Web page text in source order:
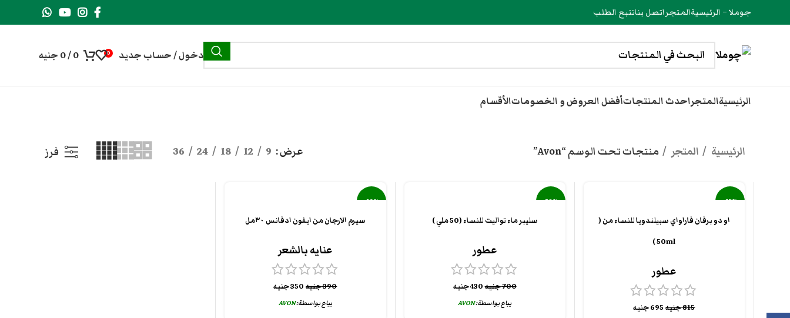
جوملا – الرئيسيةالمتجراتصل بناتتبع الطلب
دخول / حساب جديد 0
0
/
0 جنيه
الرئيسيةالمتجراحدث المنتجاتأفضل العروض و الخصوماتالأقسام
الرئيسية المتجر منتجات تحت الوسم “Avon” عرض 9
12
18
24
36 فرز
-15%
او دو برفان فاراواي سبيلندويا للنساء من (
50ml )
عطور
815جنيه 695جنيه
-39%
سليبر ماء تواليت للنساء (50 ملي )
عطور
700جنيه430جنيه
يباع بواسطة:AVON
-10%
سيرم الارجان من ايفون ادفانس ٣٠مل
عنايه بالشعر
390جنيه 350جنيه
يباع بواسطة:AVON